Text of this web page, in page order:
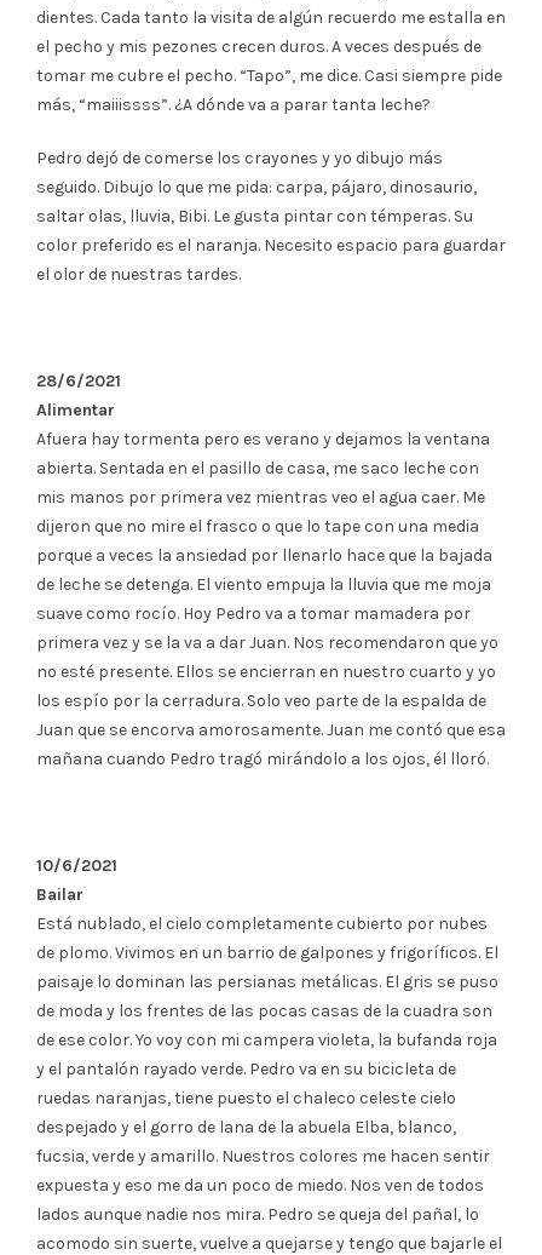
dientes. Cada tanto la visita de algún recuerdo me estalla en
el pecho y mis pezones crecen duros. A veces después de
tomar me cubre el pecho. “Tapo”, me dice. Casi siempre pide
más, “maiiissss”. ¿A dónde va a parar tanta leche?
Pedro dejó de comerse los crayones y yo dibujo más
seguido. Dibujo lo que me pida: carpa, pájaro, dinosaurio,
saltar olas, lluvia, Bibi. Le gusta pintar con témperas. Su
color preferido es el naranja. Necesito espacio para guardar
el olor de nuestras tardes.
28/6/2021
Alimentar
Afuera hay tormenta pero es verano y dejamos la ventana
abierta. Sentada en el pasillo de casa, me saco leche con
mis manos por primera vez mientras veo el agua caer. Me
dijeron que no mire el frasco o que lo tape con una media
porque a veces la ansiedad por llenarlo hace que la bajada
de leche se detenga. El viento empuja la lluvia que me moja
suave como rocío. Hoy Pedro va a tomar mamadera por
primera vez y se la va a dar Juan. Nos recomendaron que yo
no esté presente. Ellos se encierran en nuestro cuarto y yo
los espío por la cerradura. Solo veo parte de la espalda de
Juan que se encorva amorosamente. Juan me contó que esa
mañana cuando Pedro tragó mirándolo a los ojos, él lloró.
10/6/2021
Bailar
Está nublado, el cielo completamente cubierto por nubes
de plomo. Vivimos en un barrio de galpones y frigoríficos. El
paisaje lo dominan las persianas metálicas. El gris se puso
de moda y los frentes de las pocas casas de la cuadra son
de ese color. Yo voy con mi campera violeta, la bufanda roja
y el pantalón rayado verde. Pedro va en su bicicleta de
ruedas naranjas, tiene puesto el chaleco celeste cielo
despejado y el gorro de lana de la abuela Elba, blanco,
fucsia, verde y amarillo. Nuestros colores me hacen sentir
expuesta y eso me da un poco de miedo. Nos ven de todos
lados aunque nadie nos mira. Pedro se queja del pañal, lo
acomodo sin suerte, vuelve a quejarse y tengo que bajarle el